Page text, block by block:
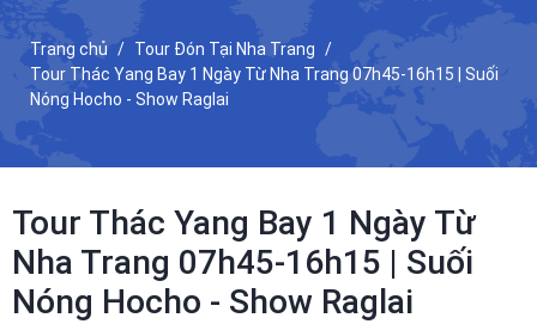
Trang chủ
Tour Đón Tại Nha Trang
Tour Thác Yang Bay 1 Ngày Từ Nha Trang 07h45-16h15 | Suối
Nóng Hocho - Show Raglai
Tour Thác Yang Bay 1 Ngày Từ
Nha Trang 07h45-16h15 | Suối
Nóng Hocho - Show Raglai